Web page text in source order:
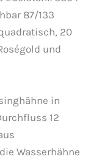
87/133
20
und
in
12
Wasserhähne